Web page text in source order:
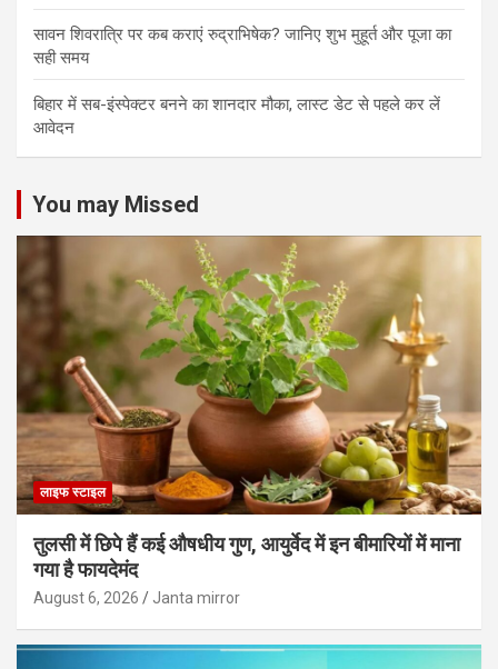
सावन शिवरात्रि पर कब कराएं रुद्राभिषेक? जानिए शुभ मुहूर्त और पूजा का
सही समय
बिहार में सब-इंस्पेक्टर बनने का शानदार मौका, लास्ट डेट से पहले कर लें
आवेदन
You may Missed
लाइफ स्टाइल
तुलसी में छिपे हैं कई औषधीय गुण, आयुर्वेद में इन बीमारियों में माना
गया है फायदेमंद
August 6, 2026 Janta mirror